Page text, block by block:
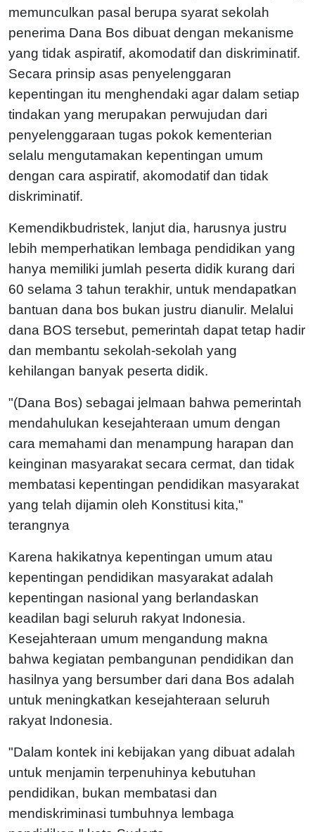
memunculkan pasal berupa syarat sekolah
penerima Dana Bos dibuat dengan mekanisme
yang tidak aspiratif, akomodatif dan diskriminatif.
Secara prinsip asas penyelenggaran
kepentingan itu menghendaki agar dalam setiap
tindakan yang merupakan perwujudan dari
penyelenggaraan tugas pokok kementerian
selalu mengutamakan kepentingan umum
dengan cara aspiratif, akomodatif dan tidak
diskriminatif.
Kemendikbudristek, lanjut dia, harusnya justru
lebih memperhatikan lembaga pendidikan yang
hanya memiliki jumlah peserta didik kurang dari
60 selama 3 tahun terakhir, untuk mendapatkan
bantuan dana bos bukan justru dianulir. Melalui
dana BOS tersebut, pemerintah dapat tetap hadir
dan membantu sekolah-sekolah yang
kehilangan banyak peserta didik.
"(Dana Bos) sebagai jelmaan bahwa pemerintah
mendahulukan kesejahteraan umum dengan
cara memahami dan menampung harapan dan
keinginan masyarakat secara cermat, dan tidak
membatasi kepentingan pendidikan masyarakat
yang telah dijamin oleh Konstitusi kita,"
terangnya
Karena hakikatnya kepentingan umum atau
kepentingan pendidikan masyarakat adalah
kepentingan nasional yang berlandaskan
keadilan bagi seluruh rakyat Indonesia.
Kesejahteraan umum mengandung makna
bahwa kegiatan pembangunan pendidikan dan
hasilnya yang bersumber dari dana Bos adalah
untuk meningkatkan kesejahteraan seluruh
rakyat Indonesia.
"Dalam kontek ini kebijakan yang dibuat adalah
untuk menjamin terpenuhinya kebutuhan
pendidikan, bukan membatasi dan
mendiskriminasi tumbuhnya lembaga